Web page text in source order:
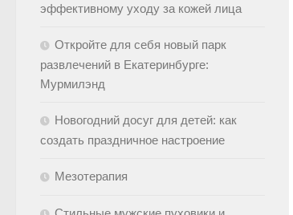
эффективному уходу за кожей лица
Откройте для себя новый парк
развлечений в Екатеринбурге:
Мурмилэнд
Новогодний досуг для детей: как
создать праздничное настроение
Мезотерапия